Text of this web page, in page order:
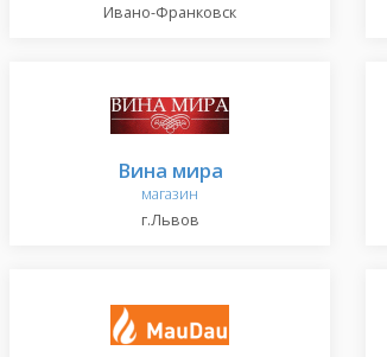
Ивано-Франковск
Вина мира
магазин
г.Львов